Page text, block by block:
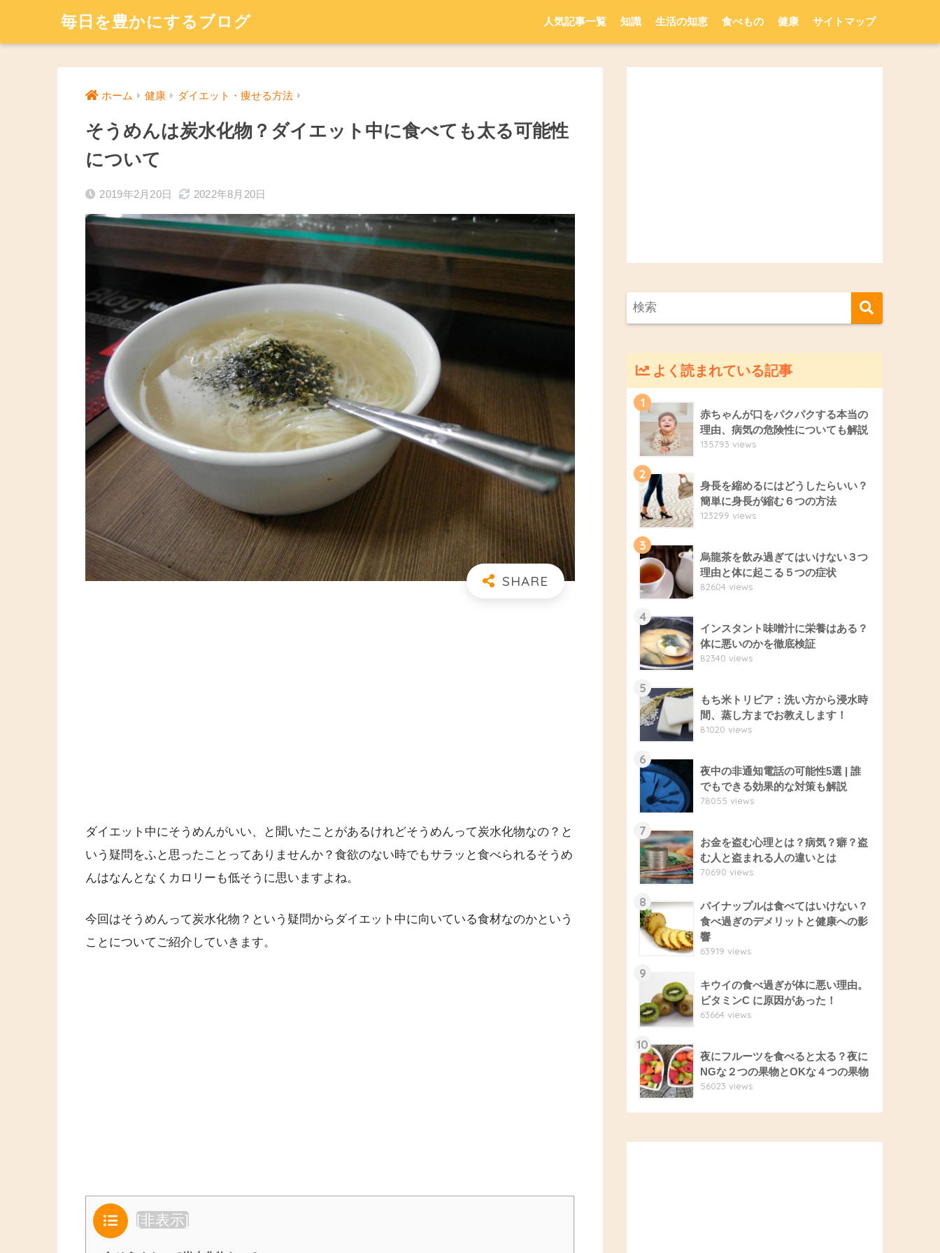
毎日を豊かにするブログ 人気記事一覧 知識 生活の知恵 食べもの 健康 サイトマップ
ホーム 健康 ダイエット・痩せる方法
そうめんは炭水化物？ダイエット中に食べても太る可能性
について
2019年2月20日 2022年8月20日
ダイエット中にそうめんがいい、と聞いたことがあるけれどそうめんって炭水化物なの？と
いう疑問をふと思ったことってありませんか？食欲のない時でもサラッと食べられるそうめ
んはなんとなくカロリーも低そうに思いますよね。
今回はそうめんって炭水化物？という疑問からダイエット中に向いている食材なのかという
ことについてご紹介していきます。
目次 [非表示]
よく読まれている記事
1
赤ちゃんが口をパクパクする本当の
理由、病気の危険性についても解説
135793 views
2
身長を縮めるにはどうしたらいい？
簡単に身長が縮む６つの方法
123299 views
3
烏龍茶を飲み過ぎてはいけない３つ
理由と体に起こる５つの症状
82604 views
4
インスタント味噌汁に栄養はある？
体に悪いのかを徹底検証
82340 views
5
もち米トリビア：洗い方から浸水時
間、蒸し方までお教えします！
81020 views
6
夜中の非通知電話の可能性5選 | 誰
でもできる効果的な対策も解説
78055 views
7
お金を盗む心理とは？病気？癖？盗
む人と盗まれる人の違いとは
70690 views
8
パイナップルは食べてはいけない？
食べ過ぎのデメリットと健康への影
響
63919 views
9
キウイの食べ過ぎが体に悪い理由。
ビタミンC に原因があった！
63664 views
10
夜にフルーツを食べると太る？夜に
NGな２つの果物とOKな４つの果物
56023 views